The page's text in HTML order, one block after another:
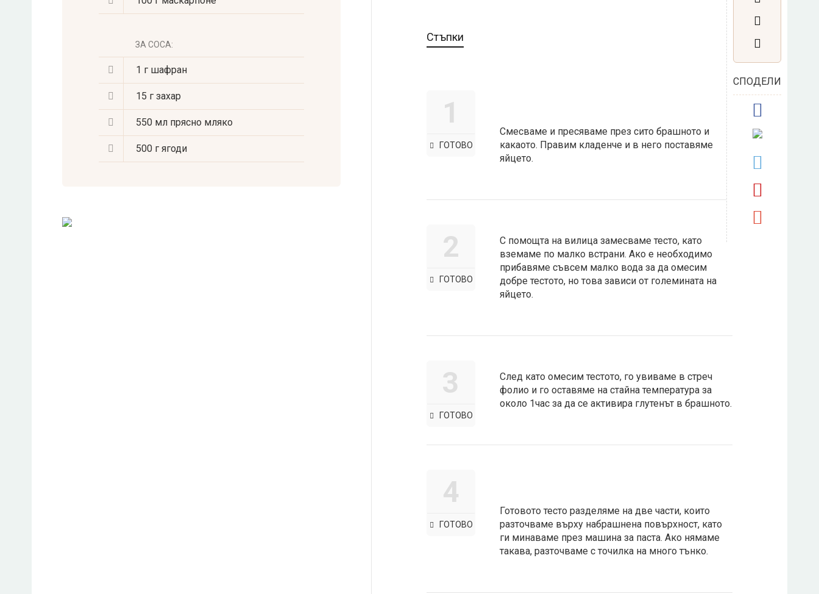
ЗА СОСА:
1 г шафран
15 г захар
550 мл прясно мляко
500 г ягоди
СПОДЕЛИ
Стъпки
1
ГОТОВО
Смесваме и пресяваме през сито брашното и
какаото. Правим кладенче и в него поставяме
яйцето.
2
ГОТОВО
С помощта на вилица замесваме тесто, като
вземаме по малко встрани. Ако е необходимо
прибавяме съвсем малко вода за да омесим
добре тестото, но това зависи от големината на
яйцето.
3
ГОТОВО
След като омесим тестото, го увиваме в стреч
фолио и го оставяме на стайна температура за
около 1час за да се активира глутенът в брашното.
4
ГОТОВО
Готовото тесто разделяме на две части, които
разточваме върху набрашнена повърхност, като
ги минаваме през машина за паста. Ако нямаме
такава, разточваме с точилка на много тънко.